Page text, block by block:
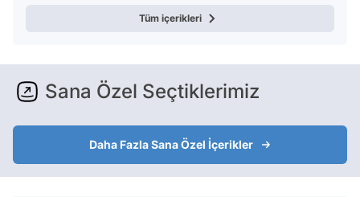
Tüm içerikleri
Sana Özel Seçtiklerimiz
Daha Fazla Sana Özel İçerikler